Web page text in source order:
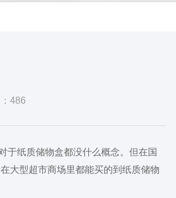
486
纸质储物盒都没什么概念。但在国
大型超市商场里都能买的到纸质储物